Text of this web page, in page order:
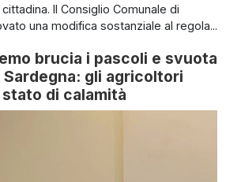
Il Consiglio Comunale di
una modifica sostanziale al regola...
brucia i pascoli e svuota
gli agricoltori
di calamità